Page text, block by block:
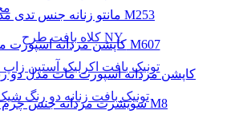
کلاه بافت طرح NY
تونیک بافت اکرلیک آستین زاپ
تونیک بافت زنانه دو رنگ
مانتو زنانه جنس تدی مدل M253
کاپشن مردانه اسپورت مدل M607
کاپشن مردانه اسپورت مات مدل دو
سویشرت مردانه جنس چرم مدل M8